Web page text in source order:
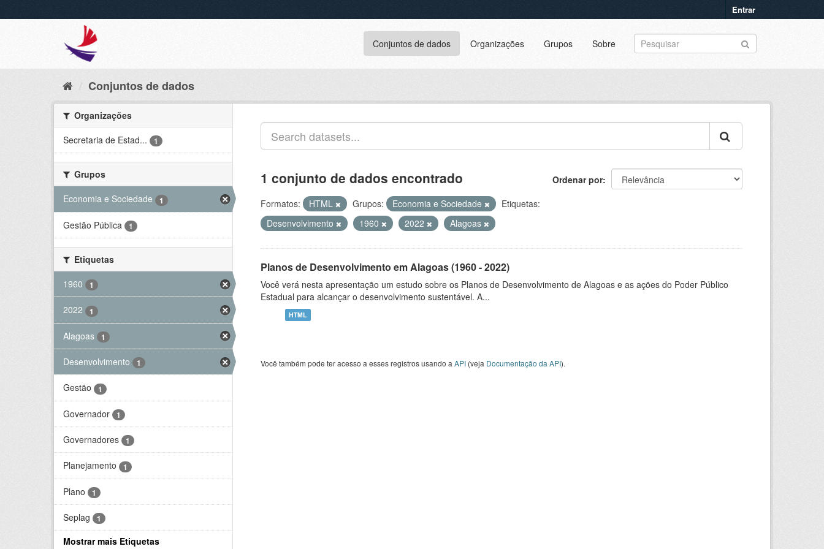
Entrar
Conjuntos de dados Organizações Grupos Sobre
Conjuntos de dados
Organizações
Secretaria de Estad...
1
Grupos
Economia e Sociedade
1
Gestão Pública 1
Etiquetas
1960
1
2022 1
Alagoas 1
Desenvolvimento 1
Gestão 1
Governador 1
Governadores 1
Planejamento 1
Plano 1
Seplag 1
Mostrar mais Etiquetas
Ordenar por
1 conjunto de dados encontrado
Formatos: HTML Grupos: Economia e Sociedade
Etiquetas:
Desenvolvimento
1960 2022 Alagoas
Planos de Desenvolvimento em Alagoas (1960 - 2022)
Você verá nesta apresentação um estudo sobre os Planos de Desenvolvimento de Alagoas e as ações do Poder Público
Estadual para alcançar o desenvolvimento sustentável. A...
HTML
Você também pode ter acesso a esses registros usando a API (veja Documentação da API).